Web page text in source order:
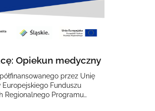
Opiekun medyczny
przez Unię
Funduszu
Regionalnego Programu